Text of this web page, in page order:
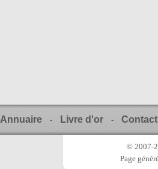
Annuaire - Livre d'or - Contact
© 2007-
Page